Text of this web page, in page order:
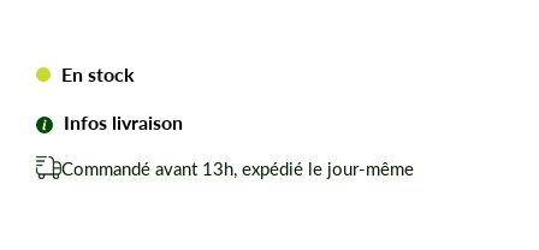
Chaîne tronçonneuse Kerwood pour amateurs avertis
du bûcheronnage.
Pour JONSERED 425.
En stock
Infos livraison
Commandé avant 13h, expédié le jour-même